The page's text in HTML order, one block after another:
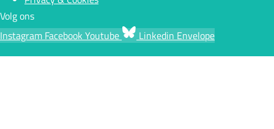
Volg ons
Instagram Facebook Youtube Linkedin Envelope